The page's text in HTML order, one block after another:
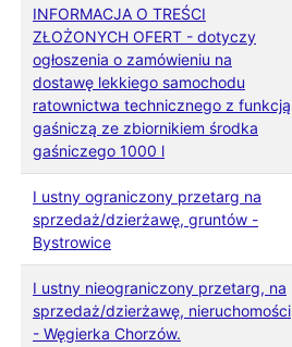
INFORMACJA O TREŚCI
ZŁOŻONYCH OFERT - dotyczy
ogłoszenia o zamówieniu na
dostawę lekkiego samochodu
ratownictwa technicznego z funkcją
gaśniczą ze zbiornikiem środka
gaśniczego 1000 l
I ustny ograniczony przetarg na
sprzedaż/dzierżawę, gruntów -
Bystrowice
I ustny nieograniczony przetarg, na
sprzedaż/dzierżawę, nieruchomości
- Węgierka Chorzów.